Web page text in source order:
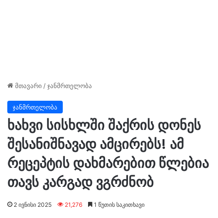
მთავარი /ჯანმრთელობა
ჯანმრთელობა
ხახვი სისხლში შაქრის დონეს
შესანიშნავად ამცირებს! ამ
რეცეპტის დახმარებით წლებია
თავს კარგად ვგრძნობ
2 ივნისი 2025 21,276 1 წუთის საკითხავი